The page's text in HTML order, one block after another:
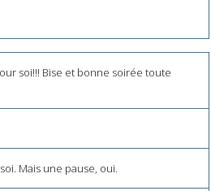
soi!!! Bise et bonne soirée toute
Mais une pause, oui.